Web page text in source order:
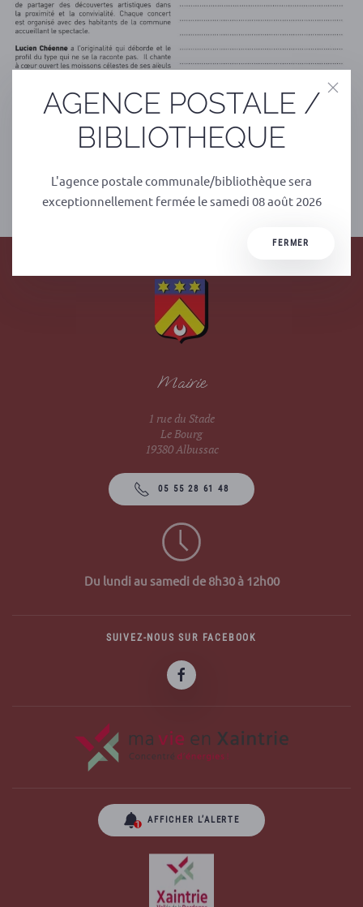
PRÉCÉDENT
Mairie
1 rue du Stade
Le Bourg
19380 Albussac
05 55 28 61 48
Du lundi au samedi de 8h30 à 12h00
SUIVEZ-NOUS SUR FACEBOOK
AFFICHER L’ALERTE
AGENCE POSTALE /
BIBLIOTHEQUE
L'agence postale communale/bibliothèque sera
exceptionnellement fermée le samedi 08 août 2026
FERMER